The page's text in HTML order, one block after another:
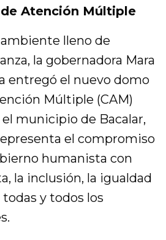
Atención Múltiple
lleno de
la gobernadora Mara
entregó el nuevo domo
Múltiple (CAM)
el municipio de Bacalar,
el compromiso
humanista con
la inclusión, la igualdad
y todos los